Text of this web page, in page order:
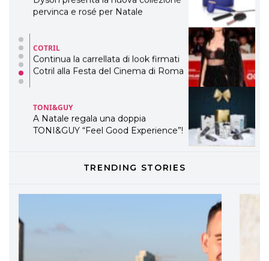
pervinca e rosé per Natale
COTRIL
Continua la carrellata di look firmati
Cotril alla Festa del Cinema di Roma
TONI&GUY
A Natale regala una doppia
TONI&GUY “Feel Good Experience”!
LABEL.M lancia la sua innovativa ed
professionali
TRENDING STORIES